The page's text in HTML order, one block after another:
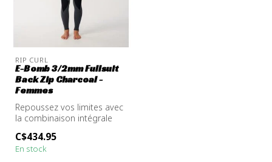
RIP CURL
E-Bomb 3/2mm Fullsuit
Back Zip Charcoal -
Femmes
Repoussez vos limites avec
la combinaison intégrale
conçue ...
C$434.95
En stock